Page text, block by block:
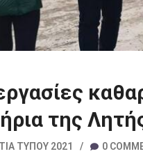
της
ΤΎΠΟΥ 2021 / 0